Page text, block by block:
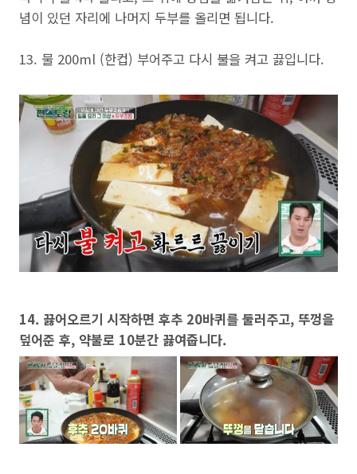
념이 있던 자리에 나머지 두부를 올리면 됩니다.
13. 물 200ml (한컵) 부어주고 다시 불을 켜고 끓입니다.
14. 끓어오르기 시작하면 후추 20바퀴를 둘러주고, 뚜껑을
덮어준 후, 약불로 10분간 끓여줍니다.